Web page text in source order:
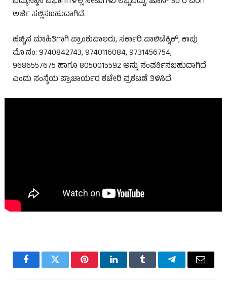
ಅರ್ಜಿ ಸಲ್ಲಿಸಬಹುದಾಗಿದೆ.
ಹೆಚ್ಚಿನ ಮಾಹಿತಿಗಾಗಿ ಪ್ರಾಂಶುಪಾಲರು, ಸರ್ಕಾರಿ ಪಾಲಿಟೆಕ್ನಿಕ್, ಕಾಪು
ಮೊ.ನಂ: 9740842743, 9740116084, 9731456754,
9686557675 ಹಾಗೂ 8050015592 ಅನ್ನು ಸಂಪರ್ಕಿಸಬಹುದಾಗಿದೆ
ಎಂದು ಸಂಸ್ಥೆಯ ಪ್ರಾಚಾರ್ಯರ ಕಚೇರಿ ಪ್ರಕಟಣೆ ತಿಳಿಸಿದೆ.
FacebookTwitter PinterestLinkedInTumblr TelegramEmail